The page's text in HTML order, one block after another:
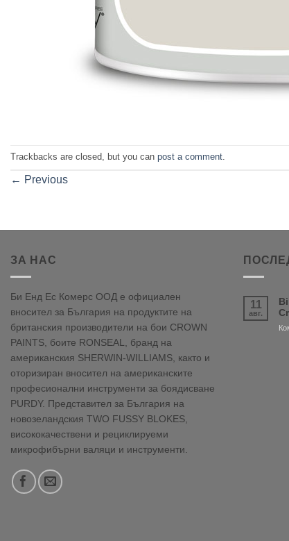
Trackbacks are closed, but you can post a comment
← Previous
ЗА НАС
Би Енд Ес Комерс ООД е официален
вносител за България на продуктите на
британския производители на бои CROWN
PAINTS, боите RONSEAL, бранд на
американския SHERWIN-WILLIAMS, както и
оторизиран вносител на американските
професионални инструменти за боядисване
PURDY. Представител за България на
новозеландския TWO FUSSY BLOKES,
висококачествени и рециклируеми
микрофибърни валяци и инструменти.
11
авг.